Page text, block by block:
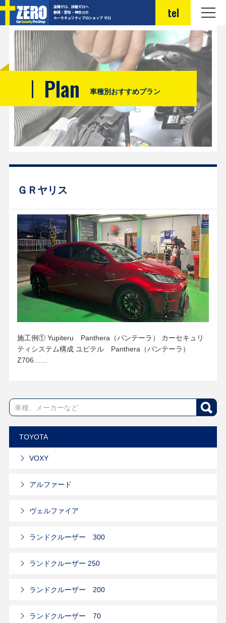
盗難ゼロ、誤報ゼロへ
静岡・愛知・神奈川の
カーセキュリティプロショップ ゼロ
tel
Plan 車種別おすすめプラン
ＧＲヤリス
施工例① Yupiteru Panthera（パンテーラ） カーセキュリ
ティシステム構成 ユピテル Panthera（パンテーラ）
Z706……
TOYOTA
VOXY
アルファード
ヴェルファイア
ランドクルーザー 300
ランドクルーザー 250
ランドクルーザー 200
ランドクルーザー 70